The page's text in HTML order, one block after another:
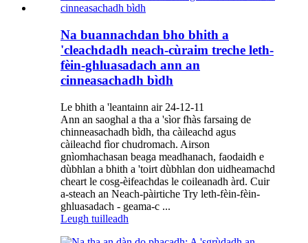
Na buannachdan bho bhith a
'cleachdadh neach-cùraim treche leth-
fèin-ghluasadach ann an
cinneasachadh bìdh
Le bhith a 'leantainn air 24-12-11
Ann an saoghal a tha a 'sìor fhàs farsaing de
chinneasachadh bìdh, tha càileachd agus
càileachd fìor chudromach. Airson
gnìomhachasan beaga meadhanach, faodaidh e
dùbhlan a bhith a 'toirt dùbhlan don uidheamachd
cheart le cosg-èifeachdas le coileanadh àrd. Cuir
a-steach an Neach-pàirtiche Try leth-fèin-fèin-
ghluasadach - geama-c ...
Leugh tuilleadh